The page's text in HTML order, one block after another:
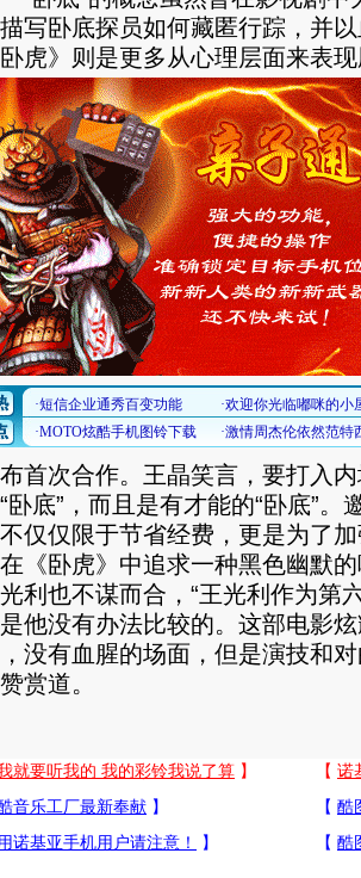
写卧底探员如何藏匿行踪，并
卧虎》则是更多从心理层面来表
首次合作。王晶笑言，要打入
卧底”，而且是有才能的“卧底”
仅仅限于节省经费，更是为了
《卧虎》中追求一种黑色幽默
利也不谋而合，“王光利作为第
他没有办法比较的。这部电影
没有血腥的场面，但是演技和
赏道。